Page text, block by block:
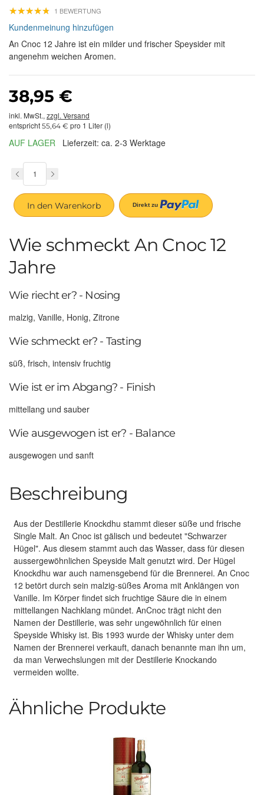
★★★★★
★★★★★ 1 BEWERTUNG
Kundenmeinung hinzufügen
An Cnoc 12 Jahre ist ein milder und frischer Speysider mit
angenehm weichen Aromen.
38,95 €
inkl. MwSt., zzgl. Versand
entspricht 55,64 € pro 1 Liter (l)
AUF LAGER Lieferzeit: ca. 2-3 Werktage
In den Warenkorb
Wie schmeckt An Cnoc 12
Jahre
Wie riecht er? - Nosing
malzig, Vanille, Honig, Zitrone
Wie schmeckt er? - Tasting
süß, frisch, intensiv fruchtig
Wie ist er im Abgang? - Finish
mittellang und sauber
Wie ausgewogen ist er? - Balance
ausgewogen und sanft
Beschreibung
Aus der Destillerie Knockdhu stammt dieser süße und frische
Single Malt. An Cnoc ist gälisch und bedeutet "Schwarzer
Hügel". Aus diesem stammt auch das Wasser, dass für diesen
aussergewöhnlichen Speyside Malt genutzt wird. Der Hügel
Knockdhu war auch namensgebend für die Brennerei. An Cnoc
12 betört durch sein malzig-süßes Aroma mit Anklängen von
Vanille. Im Körper findet sich fruchtige Säure die in einem
mittellangen Nachklang mündet. AnCnoc trägt nicht den
Namen der Destillerie, was sehr ungewöhnlich für einen
Speyside Whisky ist. Bis 1993 wurde der Whisky unter dem
Namen der Brennerei verkauft, danach benannte man ihn um,
da man Verwechslungen mit der Destillerie Knockando
vermeiden wollte.
Ähnliche Produkte